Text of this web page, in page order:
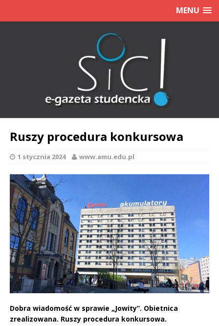
MENU
Ruszy procedura konkursowa
1 stycznia 2024 www.amu.edu.pl
Dobra wiadomość w sprawie „Jowity”. Obietnica
zrealizowana. Ruszy procedura konkursowa.